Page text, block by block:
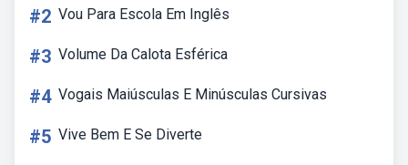
#2 Vou Para Escola Em Inglês
#3 Volume Da Calota Esférica
#4 Vogais Maiúsculas E Minúsculas Cursivas
#5 Vive Bem E Se Diverte